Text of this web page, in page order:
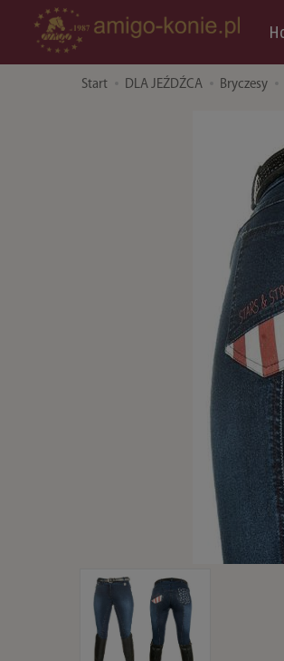
Start DLA JEŹDŹCA Bryczesy